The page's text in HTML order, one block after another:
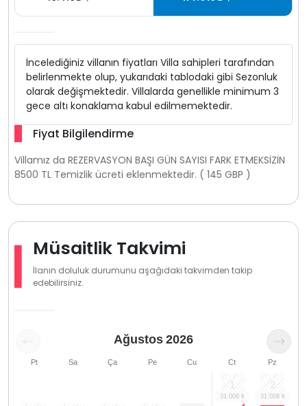
İncelediğiniz villanın fiyatları Villa sahipleri tarafından
belirlenmekte olup, yukarıdaki tablodaki gibi Sezonluk
olarak değişmektedir. Villalarda genellikle minimum 3
gece altı konaklama kabul edilmemektedir.
Fiyat Bilgilendirme
Villamız da REZERVASYON BAŞI GÜN SAYISI FARK ETMEKSİZİN
8500 TL Temizlik ücreti eklenmektedir. ( 145 GBP )
Müsaitlik Takvimi
İlanın doluluk durumunu aşağıdaki takvimden takip
edebilirsiniz.
Ağustos 2026
Pt Sa Ça Pe Cu Ct Pz
1 2